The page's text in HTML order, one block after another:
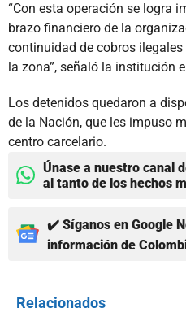
“Con esta operación se logra
brazo financiero de la
continuidad de cobros
la zona”, señaló la institución
Los detenidos quedaron a
de la Nación, que les impuso
centro carcelario.
Únase a nuestro canal
al tanto de los hechos
✔️ Síganos en Google
información de
Relacionados